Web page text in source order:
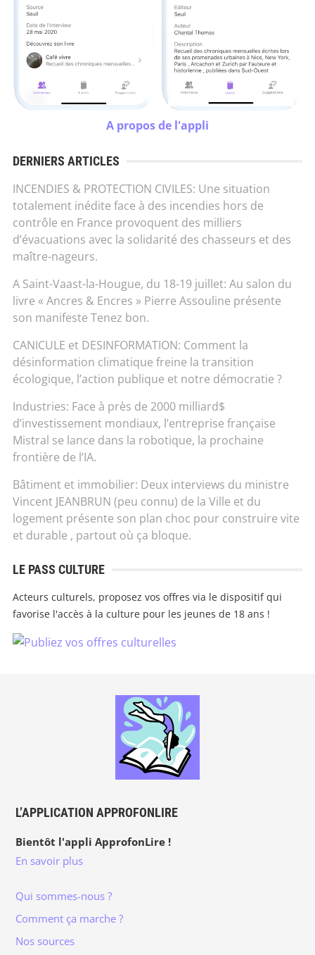
A propos de l'appli
DERNIERS ARTICLES
INCENDIES & PROTECTION CIVILES: Une situation
totalement inédite face à des incendies hors de
contrôle en France provoquent des milliers
d’évacuations avec la solidarité des chasseurs et des
maître-nageurs.
A Saint-Vaast-la-Hougue, du 18-19 juillet: Au salon du
livre « Ancres & Encres » Pierre Assouline présente
son manifeste Tenez bon.
CANICULE et DESINFORMATION: Comment la
désinformation climatique freine la transition
écologique, l’action publique et notre démocratie ?
Industries: Face à près de 2000 milliard$
d’investissement mondiaux, l’entreprise française
Mistral se lance dans la robotique, la prochaine
frontière de l’IA.
Bâtiment et immobilier: Deux interviews du ministre
Vincent JEANBRUN (peu connu) de la Ville et du
logement présente son plan choc pour construire vite
et durable , partout où ça bloque.
LE PASS CULTURE
Acteurs culturels, proposez vos offres via le dispositif qui
favorise l'accès à la culture pour les jeunes de 18 ans !
L’APPLICATION APPROFONLIRE
Bientôt l'appli ApprofonLire !
En savoir plus
Qui sommes-nous ?
Comment ça marche ?
Nos sources